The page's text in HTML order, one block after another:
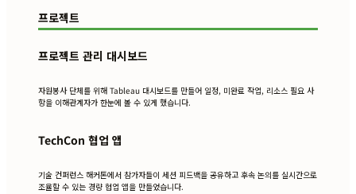
프로젝트
프로젝트 관리 대시보드
자원봉사 단체를 위해 Tableau 대시보드를 만들어 일정, 미완료 작업, 리소스 필요 사
항을 이해관계자가 한눈에 볼 수 있게 했습니다.
TechCon 협업 앱
기술 컨퍼런스 해커톤에서 참가자들이 세션 피드백을 공유하고 후속 논의를 실시간으로
조율할 수 있는 경량 협업 앱을 만들었습니다.